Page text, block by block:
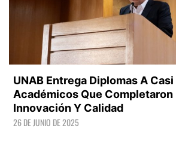
UNAB Entrega Diplomas A
Académicos Que Completaron
Innovación Y Calidad
26 DE JUNIO DE 2025